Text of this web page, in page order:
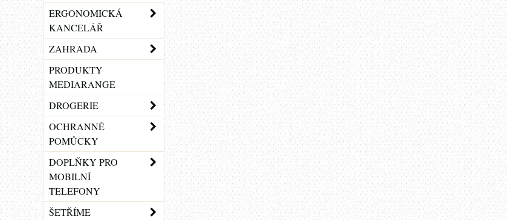
ERGONOMICKÁ
KANCELÁŘ
ZAHRADA
PRODUKTY
MEDIARANGE
DROGERIE
OCHRANNÉ
POMŮCKY
DOPLŇKY PRO
MOBILNÍ
TELEFONY
ŠETŘÍME